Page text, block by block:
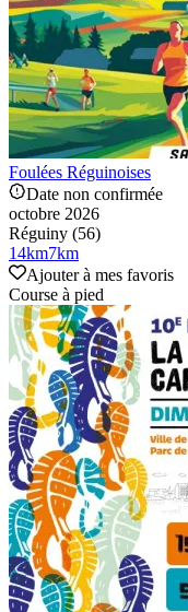
Foulées Réguinoises
Date non confirmée
octobre 2026
Réguiny (56)
14km7km
Ajouter à mes favoris
Course à pied